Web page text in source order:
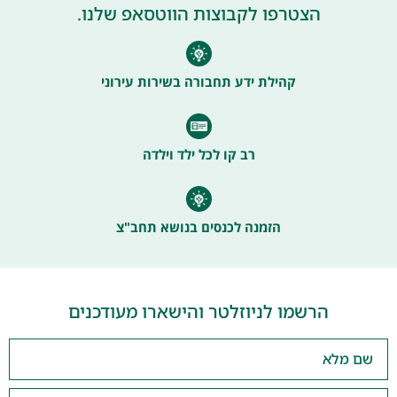
הצטרפו לקבוצות הווטסאפ שלנו.
קהילת ידע תחבורה בשירות עירוני
רב קו לכל ילד וילדה
הזמנה לכנסים בנושא תחב"צ
הרשמו לניוזלטר והישארו מעודכנים